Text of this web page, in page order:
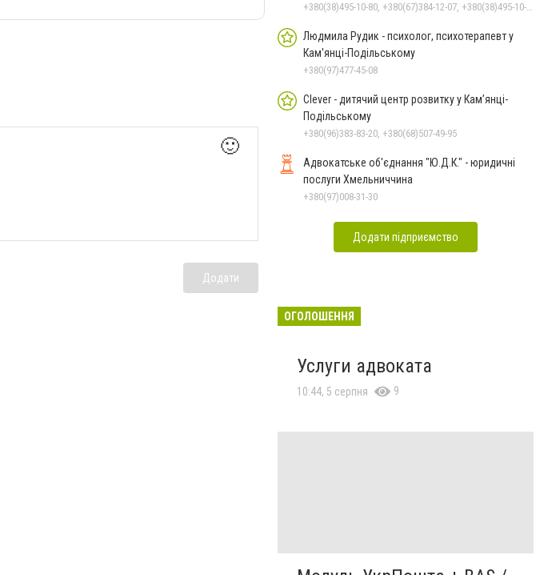
🙂
Додати
+380(38)495-10-80, +380(67)384-12-07, +380(38)495-10-70
Людмила Рудик - психолог, психотерапевт у
Кам'янці-Подільському
+380(97)477-45-08
Clever - дитячий центр розвитку у Кам’янці-
Подільському
+380(96)383-83-20, +380(68)507-49-95
Адвокатське об'єднання "Ю.Д.К." - юридичні
послуги Хмельниччина
+380(97)008-31-30
Додати підприємство
ОГОЛОШЕННЯ
Услуги адвоката
10:44, 5 серпня 9